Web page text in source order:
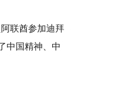
联酋参加迪拜
中国精神、中